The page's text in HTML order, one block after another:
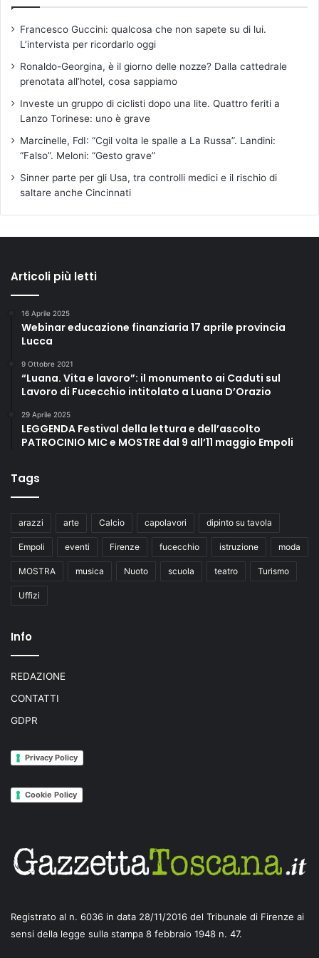
Francesco Guccini: qualcosa che non sapete su di lui.
L’intervista per ricordarlo oggi
Ronaldo-Georgina, è il giorno delle nozze? Dalla cattedrale
prenotata all’hotel, cosa sappiamo
Investe un gruppo di ciclisti dopo una lite. Quattro feriti a
Lanzo Torinese: uno è grave
Marcinelle, FdI: “Cgil volta le spalle a La Russa”. Landini:
“Falso”. Meloni: “Gesto grave”
Sinner parte per gli Usa, tra controlli medici e il rischio di
saltare anche Cincinnati
Articoli più letti
16 Aprile 2025
Webinar educazione finanziaria 17 aprile provincia
Lucca
9 Ottobre 2021
“Luana. Vita e lavoro”: il monumento ai Caduti sul
Lavoro di Fucecchio intitolato a Luana D’Orazio
29 Aprile 2025
LEGGENDA Festival della lettura e dell’ascolto
PATROCINIO MIC e MOSTRE dal 9 all’11 maggio Empoli
Tags
arazzi arte Calcio capolavori dipinto su tavola
Empoli eventi Firenze fucecchio istruzione moda
MOSTRA musica Nuoto scuola teatro Turismo
Uffizi
Info
REDAZIONE
CONTATTI
GDPR
Privacy Policy
Cookie Policy
Registrato al n. 6036 in data 28/11/2016 del Tribunale di Firenze ai
sensi della legge sulla stampa 8 febbraio 1948 n. 47.